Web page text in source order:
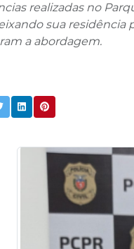
realizadas no
sua residência
a abordagem.